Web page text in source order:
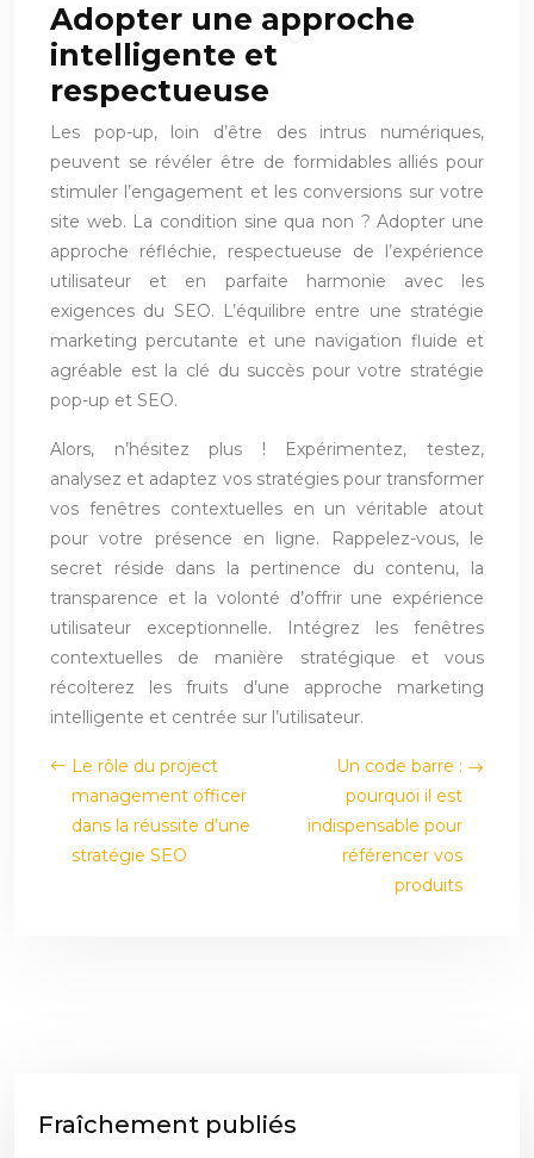
Adopter une approche
intelligente et
respectueuse
Les pop-up, loin d’être des intrus numériques,
peuvent se révéler être de formidables alliés pour
stimuler l’engagement et les conversions sur votre
site web. La condition sine qua non ? Adopter une
approche réfléchie, respectueuse de l’expérience
utilisateur et en parfaite harmonie avec les
exigences du SEO. L’équilibre entre une stratégie
marketing percutante et une navigation fluide et
agréable est la clé du succès pour votre stratégie
pop-up et SEO.
Alors, n’hésitez plus ! Expérimentez, testez,
analysez et adaptez vos stratégies pour transformer
vos fenêtres contextuelles en un véritable atout
pour votre présence en ligne. Rappelez-vous, le
secret réside dans la pertinence du contenu, la
transparence et la volonté d’offrir une expérience
utilisateur exceptionnelle. Intégrez les fenêtres
contextuelles de manière stratégique et vous
récolterez les fruits d’une approche marketing
intelligente et centrée sur l’utilisateur.
Le rôle du project
management officer
dans la réussite d’une
stratégie SEO
Un code barre :
pourquoi il est
indispensable pour
référencer vos
produits
Fraîchement publiés